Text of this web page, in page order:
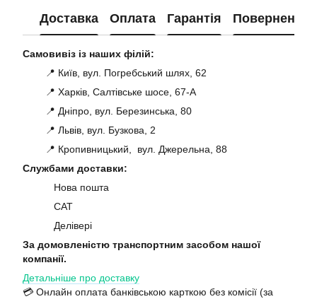
Доставка Оплата Гарантія Повернення
Самовивіз із наших філій:
📍 Київ, вул. Погребський шлях, 62
📍 Харків, Салтівське шосе, 67-А
📍 Дніпро, вул. Березинська, 80
📍 Львів, вул. Бузкова, 2
📍 Кропивницький, вул. Джерельна, 88
Службами доставки:
Нова пошта
САТ
Делівері
За домовленістю транспортним засобом нашої
компанії.
Детальніше про доставку
💳 Онлайн оплата банківською карткою без комісії (за